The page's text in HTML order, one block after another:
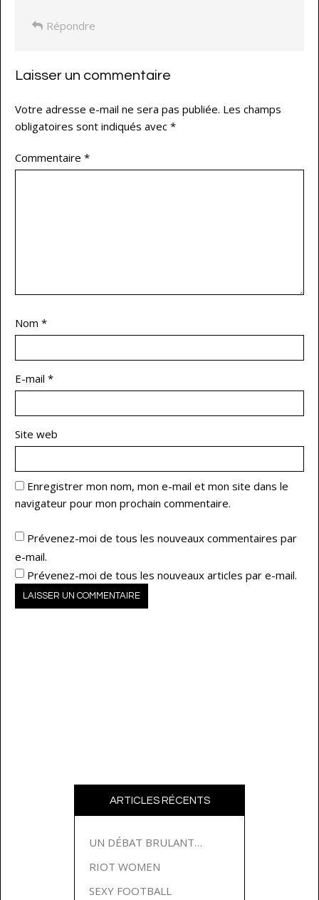
Répondre
Laisser un commentaire
Votre adresse e-mail ne sera pas publiée. Les champs
obligatoires sont indiqués avec *
Commentaire *
Nom *
E-mail *
Site web
Enregistrer mon nom, mon e-mail et mon site dans le
navigateur pour mon prochain commentaire.
Prévenez-moi de tous les nouveaux commentaires par
e-mail.
Prévenez-moi de tous les nouveaux articles par e-mail.
ARTICLES RÉCENTS
UN DÉBAT BRULANT…
RIOT WOMEN
SEXY FOOTBALL